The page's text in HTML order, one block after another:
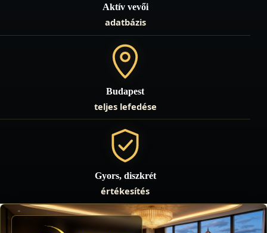
Aktív vevői
adatbázis
Budapest
teljes lefedése
Gyors, diszkrét
értékesítés